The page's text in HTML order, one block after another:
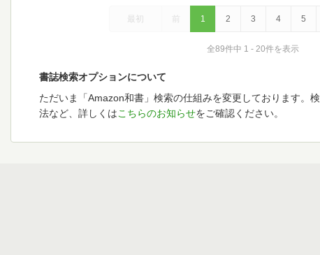
最初 前 1 2 3 4 5
全89件中 1 - 20件を表示
書誌検索オプションについて
ただいま「Amazon和書」検索の仕組みを変更しております。
法など、詳しくはこちらのお知らせをご確認ください。